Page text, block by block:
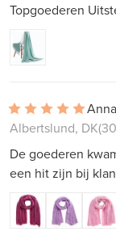
Topgoederen
Anna
Albertslund, DK
De goederen
een hit zijn bij